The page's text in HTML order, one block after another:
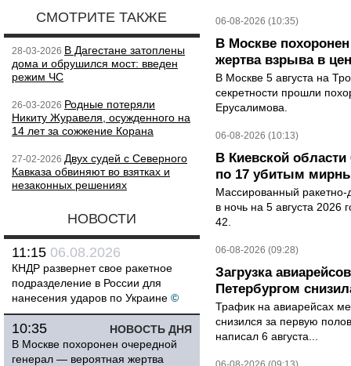
СМОТРИТЕ ТАКЖЕ
28-03-2026 В Дагестане затоплены
дома и обрушился мост: введен
режим ЧС
26-03-2026 Родные потеряли
Никиту Журавеля, осужденного на
14 лет за сожжение Корана
27-02-2026 Двух судей с Северного
Кавказа обвиняют во взятках и
незаконных решениях
НОВОСТИ
11:15 06.08.2026
КНДР развернет свое ракетное
подразделение в России для
нанесения ударов по Украине ©
НОВОСТЬ ДНЯ
10:35
В Москве похоронен очередной
генерал — вероятная жертва
06-08-2026 (10:35)
В Москве
жертва взрыва в
В Москве 5 августа на
секретности прошли
Ерусалимова.
06-08-2026 (10:13)
В Киевской
по 17 убитым
Массированный ракетно-
в ночь на 5 августа 2026
42.
06-08-2026 (09:28)
Загрузка
Петербургом
Трафик на авиарейсах
снизился за первую
написал 6 августа...